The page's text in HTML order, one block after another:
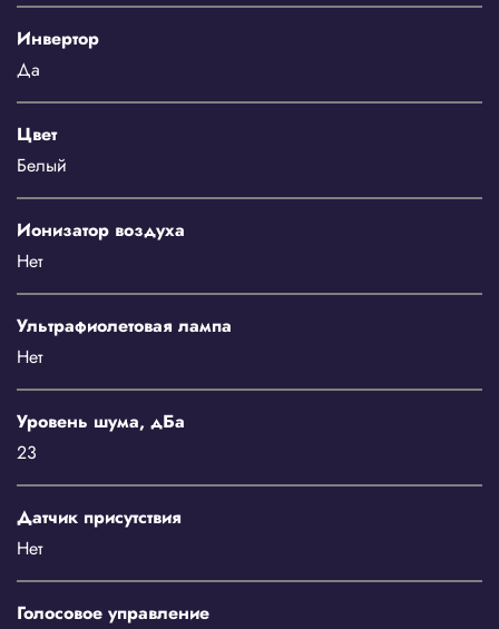
Инвертор
Да
Цвет
Белый
Ионизатор воздуха
Нет
Ультрафиолетовая лампа
Нет
Уровень шума, дБа
23
Датчик присутствия
Нет
Голосовое управление